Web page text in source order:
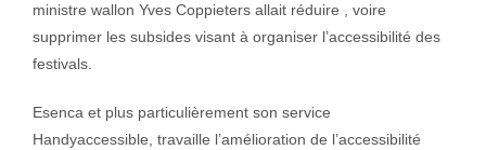
ministre wallon Yves Coppieters allait réduire , voire
supprimer les subsides visant à organiser l’accessibilité des
festivals.
Esenca et plus particulièrement son service
Handyaccessible, travaille l’amélioration de l’accessibilité